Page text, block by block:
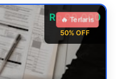
Rp 99.000
50% OFF
🔥 Terlaris